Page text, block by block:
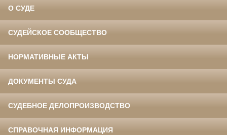
О СУДЕ
СУДЕЙСКОЕ СООБЩЕСТВО
НОРМАТИВНЫЕ АКТЫ
ДОКУМЕНТЫ СУДА
СУДЕБНОЕ ДЕЛОПРОИЗВОДСТВО
СПРАВОЧНАЯ ИНФОРМАЦИЯ